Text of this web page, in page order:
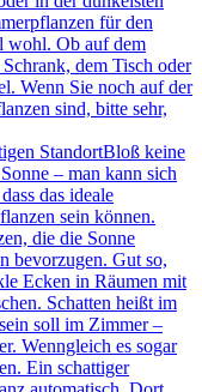
für den
wohl. Ob auf dem
dem Tisch oder
Wenn Sie noch auf der
sind, bitte sehr,
StandortBloß keine
– man kann sich
das ideale
sein können.
die die Sonne
bevorzugen. Gut so,
Ecken in Räumen mit
Schatten heißt im
soll im Zimmer –
Wenngleich es sogar
Ein schattiger